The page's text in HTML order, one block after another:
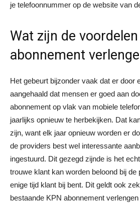
je telefoonnummer op de website van
Wat zijn de
abonnement
Het gebeurt bijzonder vaak dat er door
aangehaald dat mensen er goed aan
abonnement op vlak van mobiele
jaarlijks opnieuw te herbekijken. Dat
zijn, want elk jaar opnieuw worden er
de providers best wel interessante
ingestuurd. Dit gezegd zijnde is het
trouwe klant kan worden beloond bij de
enige tijd klant bij bent. Dit geldt ook
bestaande KPN abonnement